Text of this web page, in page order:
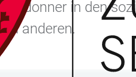
in den
anderen.